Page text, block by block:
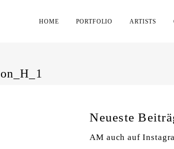
HOME PORTFOLIO ARTISTS
Neueste
AM auch auf